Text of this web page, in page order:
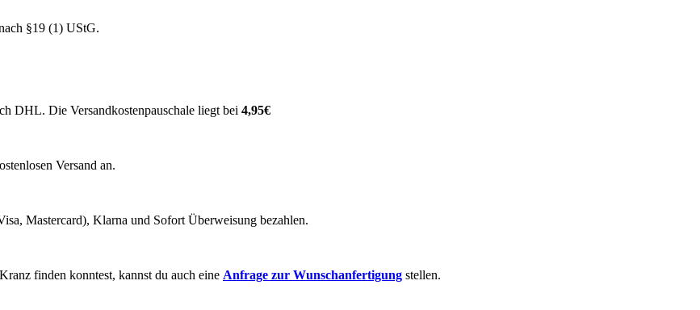
§19 (1) UStG.
DHL. Die Versandkostenpauschale liegt bei 4,95€
Versand an.
Mastercard), Klarna und Sofort Überweisung bezahlen.
finden konntest, kannst du auch eine Anfrage zur Wunschanfertigung stellen.